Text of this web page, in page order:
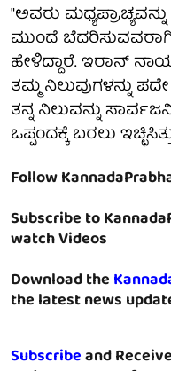
"ಅವರು
ಮುಂದೆ
ಹೇಳಿದ್ದಾರೆ. ಇರಾನ್
ತಮ್ಮ ನಿಲುವುಗಳನ್ನು
ತನ್ನ ನಿಲುವನ್ನು
ಒಪ್ಪಂದಕ್ಕೆ ಬರಲು
Follow
Subscribe to
watch Videos
Download the
the latest news
Subscribeand